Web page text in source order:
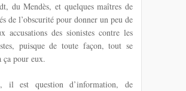
du Mendès, et quelques maîtres de
de l’obscurité pour donner un peu de
accusations des sionistes contre les
puisque de toute façon, tout se
ça pour eux.
il est question d’information, de